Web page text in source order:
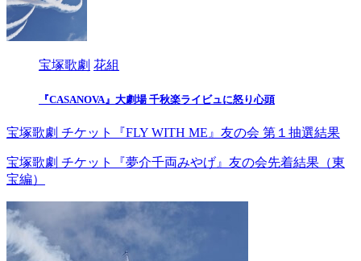
宝塚歌劇 花組
『CASANOVA』大劇場 千秋楽ライビュに怒り心頭
宝塚歌劇 チケット『FLY WITH ME』友の会 第１抽選結果
宝塚歌劇 チケット『夢介千両みやげ』友の会先着結果（東
宝編）